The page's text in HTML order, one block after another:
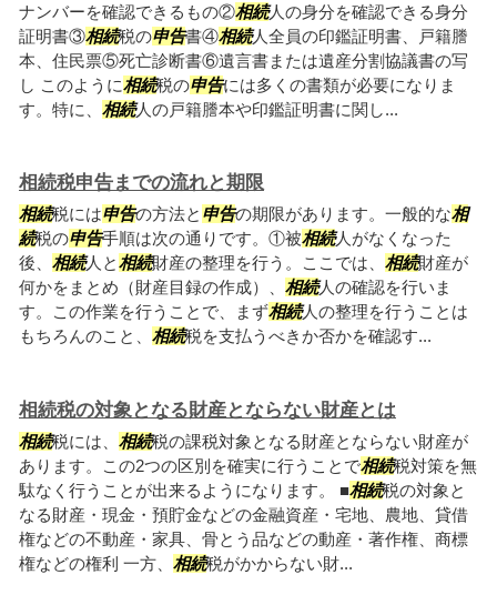
ナンバーを確認できるもの②相続人の身分を確認できる身分
証明書③相続税の申告書④相続人全員の印鑑証明書、戸籍謄
本、住民票⑤死亡診断書⑥遺言書または遺産分割協議書の写
し このように相続税の申告には多くの書類が必要になりま
す。特に、 相続人の戸籍謄本や印鑑証明書に関し...
相続税申告までの流れと期限
相続税には申告の方法と 申告の期限があります。一般的な相
続税の申告手順は次の通りです。①被相続人がなくなった
後、 相続人と相続財産の整理を行う。ここでは、 相続財産が
何かをまとめ（財産目録の作成）、 相続人の確認を行いま
す。この作業を行うことで、まず相続人の整理を行うことは
もちろんのこと、 相続税を支払うべきか否かを確認す...
相続税の対象となる財産とならない財産とは
相続税には、 相続税の課税対象となる財産とならない財産が
あります。この2つの区別を確実に行うことで相続税対策を無
駄なく行うことが出来るようになります。 ■相続税の対象と
なる財産・現金・預貯金などの金融資産・宅地、農地、貸借
権などの不動産・家具、骨とう品などの動産・著作権、商標
権などの権利 一方、 相続税がかからない財...